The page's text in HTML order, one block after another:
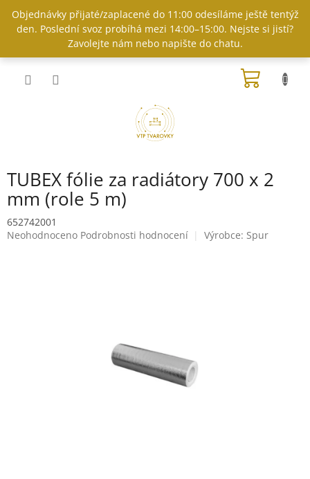
obsah
Objednávky přijaté/zaplacené do 11:00 odesíláme ještě tentýž
den. Poslední svoz probíhá mezi 14:00–15:00. Nejste si jistí?
Zavolejte nám nebo napište do chatu.
TUBEX fólie za radiátory 700 x 2
mm (role 5 m)
652742001
Průměrné
Neohodnoceno Podrobnosti hodnocení Výrobce: Spur